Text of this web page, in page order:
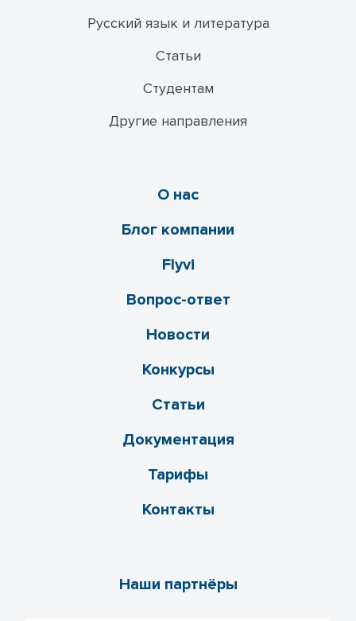
Русский язык и литература
Статьи
Студентам
Другие направления
О нас
Блог компании
Flyvi
Вопрос-ответ
Новости
Конкурсы
Статьи
Документация
Тарифы
Контакты
Наши партнёры